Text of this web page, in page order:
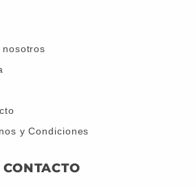
nosotros
y Condiciones
CONTACTO